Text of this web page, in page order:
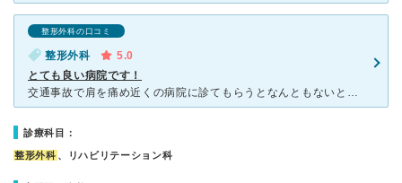
整形外科の口コミ
整形外科
5.0
とても良い病院です！
交通事故で肩を痛め近くの病院に診てもらうとなんともないと言われずっと痛みを我慢していました。そんな時に先輩から羊ヶ丘病院の岡村先生に診てもらいなと言われ今年の1月に岡村先生の診察を受けました。岡村先生
診療科目：
整形外科 、リハビリテーション科